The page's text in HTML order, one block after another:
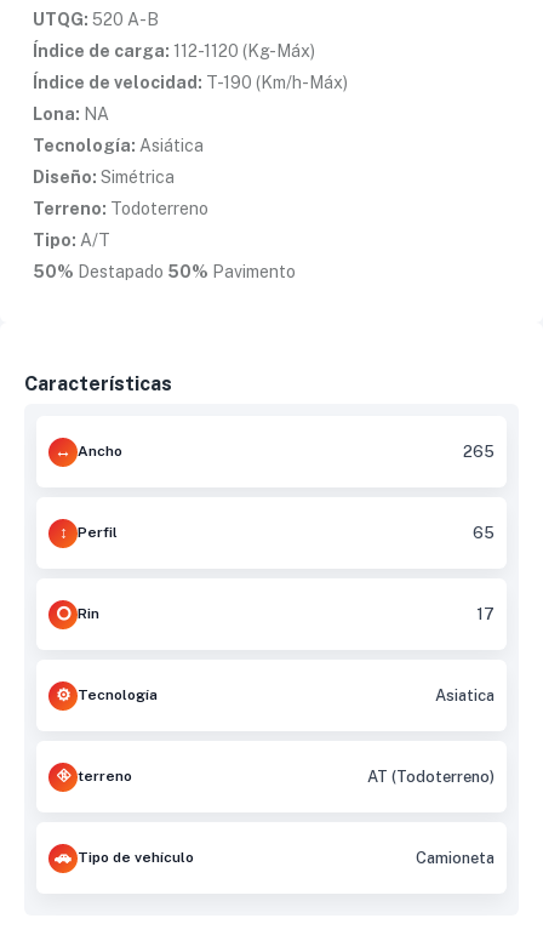
UTQG: 520 A-B
Índice de carga: 112-1120 (Kg-Máx)
Índice de velocidad: T-190 (Km/h-Máx)
Lona: NA
Tecnología: Asiática
Diseño: Simétrica
Terreno: Todoterreno
Tipo: A/T
50% Destapado 50% Pavimento
Características
Ancho 265
Perfil 65
Rin 17
Tecnología Asiatica
terreno AT (Todoterreno)
Tipo de vehículo Camioneta